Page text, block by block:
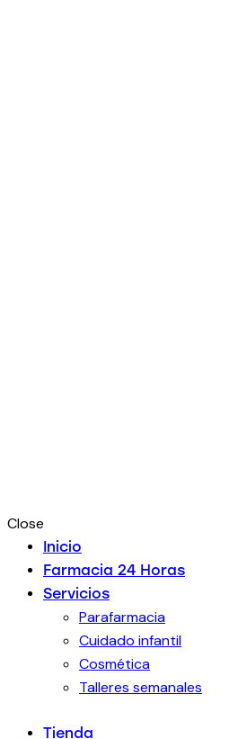
Close
Inicio
Farmacia 24 Horas
Servicios
Parafarmacia
Cuidado infantil
Cosmética
Talleres semanales
Tienda